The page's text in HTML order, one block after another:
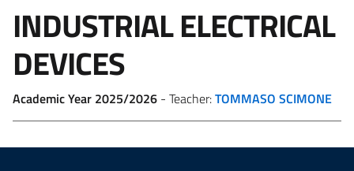
INDUSTRIAL ELECTRICAL
DEVICES
Academic Year 2025/2026 - Teacher:TOMMASO SCIMONE